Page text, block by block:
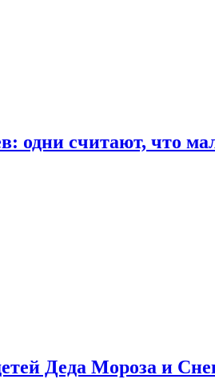
одни считают, что
Деда Мороза и